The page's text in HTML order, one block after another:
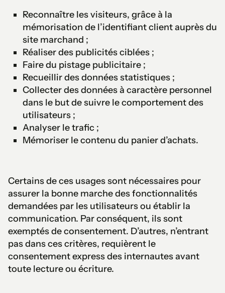
Reconnaître les visiteurs, grâce à la
mémorisation de l’identifiant client auprès du
site marchand ;
Réaliser des publicités ciblées ;
Faire du pistage publicitaire ;
Recueillir des données statistiques ;
Collecter des données à caractère personnel
dans le but de suivre le comportement des
utilisateurs ;
Analyser le trafic ;
Mémoriser le contenu du panier d’achats.
Certains de ces usages sont nécessaires pour
assurer la bonne marche des fonctionnalités
demandées par les utilisateurs ou établir la
communication. Par conséquent, ils sont
exemptés de consentement. D’autres, n’entrant
pas dans ces critères, requièrent le
consentement express des internautes avant
toute lecture ou écriture.